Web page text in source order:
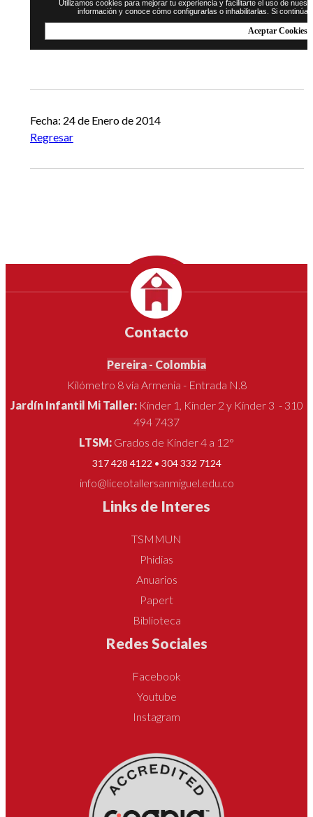
Fecha: 24 de Enero de 2014
Regresar
Contacto
Pereira - Colombia
Kilómetro 8 vía Armenia - Entrada N.8
Jardín Infantil Mi Taller: Kínder 1, Kínder 2 y Kínder 3 - 310
494 7437
LTSM: Grados de Kínder 4 a 12°
317 428 4122 • 304 332 7124
info@liceotallersanmiguel.edu.co
Links de Interes
TSMMUN
Phidias
Anuarios
Papert
Biblioteca
Redes Sociales
Facebook
Youtube
Instagram